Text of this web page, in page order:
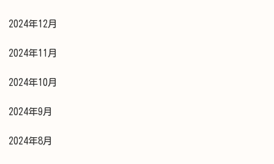
2024年12月
2024年11月
2024年10月
2024年9月
2024年8月